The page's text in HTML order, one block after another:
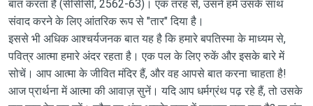
बात करता है (सीसीसी, 2562-63)। एक तरह से, उसने हमें उसके साथ
संवाद करने के लिए आंतरिक रूप से "तार" दिया है।
इससे भी अधिक आश्चर्यजनक बात यह है कि हमारे बपतिस्मा के माध्यम से,
पवित्र आत्मा हमारे अंदर रहता है। एक पल के लिए रुकें और इसके बारे में
सोचें। आप आत्मा के जीवित मंदिर हैं, और वह आपसे बात करना चाहता है!
आज प्रार्थना में आत्मा की आवाज़ सुनें। यदि आप धर्मग्रंथ पढ़ रहे हैं, तो उसके